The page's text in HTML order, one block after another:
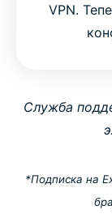
VPN.
Служба
*Подписка на